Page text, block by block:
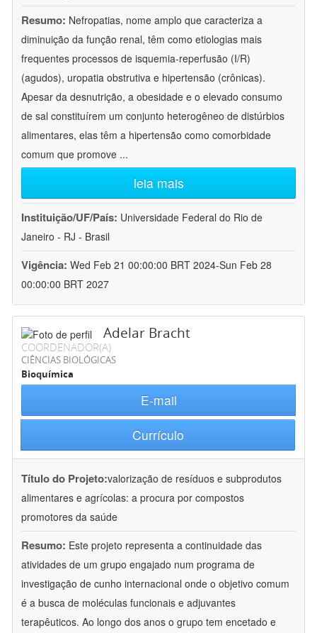
Resumo: Nefropatias, nome amplo que caracteriza a
diminuição da função renal, têm como etiologias mais
frequentes processos de isquemia-reperfusão (I/R)
(agudos), uropatia obstrutiva e hipertensão (crônicas).
Apesar da desnutrição, a obesidade e o elevado consumo
de sal constituírem um conjunto heterogêneo de distúrbios
alimentares, elas têm a hipertensão como comorbidade
comum que promove ...
leia mais
Instituição/UF/País: Universidade Federal do Rio de
Janeiro - RJ - Brasil
Vigência: Wed Feb 21 00:00:00 BRT 2024-Sun Feb 28
00:00:00 BRT 2027
Adelar Bracht
COORDENADOR(A)
CIÊNCIAS BIOLÓGICAS
Bioquímica
E-mail
Currículo
Título do Projeto:valorização de resíduos e subprodutos
alimentares e agrícolas: a procura por compostos
promotores da saúde
Resumo: Este projeto representa a continuidade das
atividades de um grupo engajado num programa de
investigação de cunho internacional onde o objetivo comum
é a busca de moléculas funcionais e adjuvantes
terapêuticos. Ao longo dos anos o grupo tem encetado e